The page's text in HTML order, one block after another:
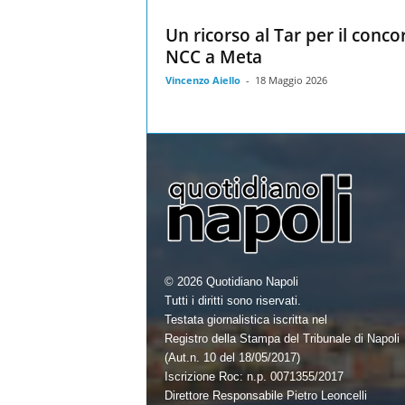
Un ricorso al Tar per il
NCC a Meta
Vincenzo Aiello - 18 Maggio 2026
© 2026 Quotidiano Napoli
Tutti i diritti sono riservati.
Testata giornalistica iscritta nel
Registro della Stampa del Tribunale di Napoli
(Aut.n. 10 del 18/05/2017)
Iscrizione Roc: n.p. 0071355/2017
Direttore Responsabile Pietro Leoncelli